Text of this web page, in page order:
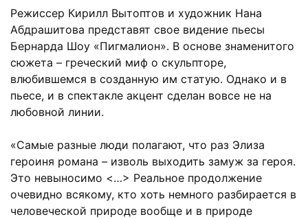
Режиссер Кирилл Вытоптов и художник Нана
Абдрашитова представят свое видение пьесы
Бернарда Шоу «Пигмалион». В основе знаменитого
сюжета – греческий миф о скульпторе,
влюбившемся в созданную им статую. Однако и в
пьесе, и в спектакле акцент сделан вовсе не на
любовной линии.
«Самые разные люди полагают, что раз Элиза
героиня романа – изволь выходить замуж за героя.
Это невыносимо <…> Реальное продолжение
очевидно всякому, кто хоть немного разбирается в
человеческой природе вообще и в природе